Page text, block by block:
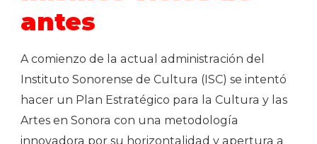
antes
A comienzo de la actual administración del
Instituto Sonorense de Cultura (ISC) se intentó
hacer un Plan Estratégico para la Cultura y las
Artes en Sonora con una metodología
innovadora por su horizontalidad y apertura a